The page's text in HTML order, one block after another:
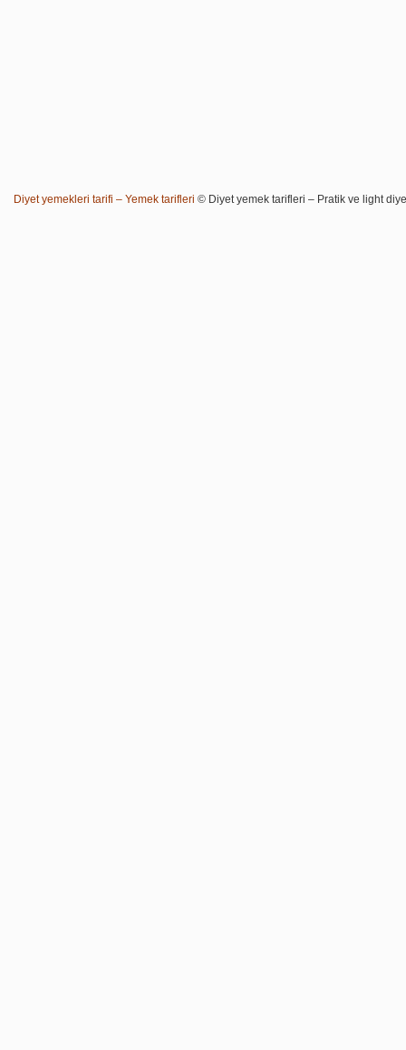
Diyet yemekleri tarifi – Yemek tarifleri © Diyet yemek tarifleri – Pratik ve light